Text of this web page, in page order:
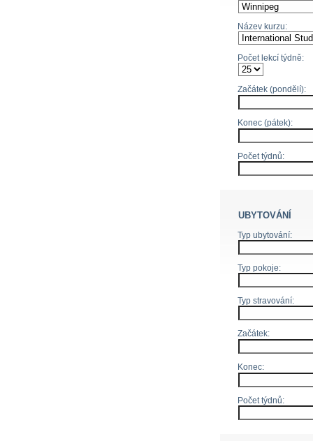
Název kurzu:
Počet lekcí týdně:
Začátek (pondělí):
Konec (pátek):
Počet týdnů:
UBYTOVÁNÍ
Typ ubytování:
Typ pokoje:
Typ stravování:
Začátek:
Konec:
Počet týdnů: